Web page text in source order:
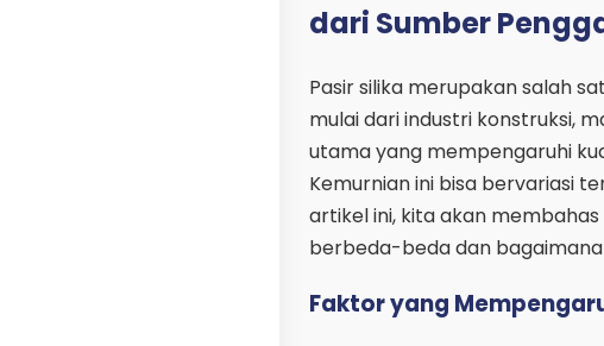
dari Sumber
Pasir silika merupakan salah
mulai dari industri konstruksi,
utama yang mempengaruhi
Kemurnian ini bisa bervariasi
artikel ini, kita akan
berbeda-beda dan
Faktor yang